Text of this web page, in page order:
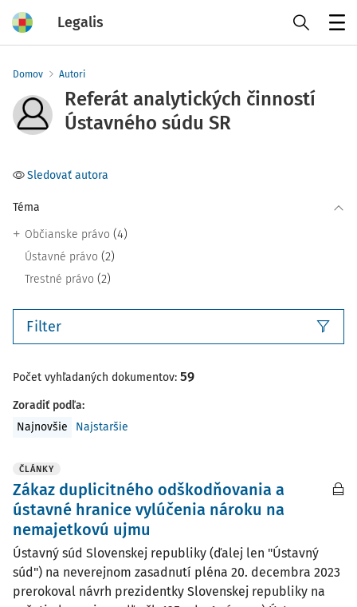
Legalis
Domov Autori
Referát analytických činností
Ústavného súdu SR
Sledovať autora
Téma
Občianske právo (4)
Ústavné právo (2)
Trestné právo (2)
Filter
Počet vyhľadaných dokumentov: 59
Zoradiť podľa:
Najnovšie
Najstaršie
ČLÁNKY
Zákaz duplicitného odškodňovania a
ústavné hranice vylúčenia nároku na
nemajetkovú ujmu
Ústavný súd Slovenskej republiky (ďalej len "Ústavný
súd") na neverejnom zasadnutí pléna 20. decembra 2023
prerokoval návrh prezidentky Slovenskej republiky na